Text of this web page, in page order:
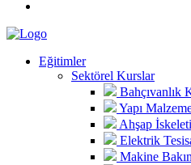
Eğitimler
Sektörel Kurslar
Bahçıvanlık
Yapı
Ahşap
Elektrik
Makine